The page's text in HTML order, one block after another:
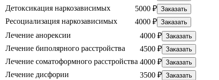
Детоксикация наркозависимых 5000 ₽ Заказать
Ресоциализация наркозависимых 4000 ₽ Заказать
Лечение анорексии 4000 ₽ Заказать
Лечение биполярного расстройства 4500 ₽ Заказать
Лечение соматоформного расстройства 4000 ₽ Заказать
Лечение дисфории 3500 ₽ Заказать